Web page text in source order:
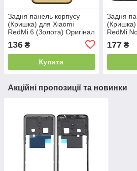
Задня панель корпусу
(Кришка) для Xiaomi
RedMi 6 (Золота) Оригінал
136 ₴
Купити
Задня
RedMi
177₴
Акційні пропозиції та новинки